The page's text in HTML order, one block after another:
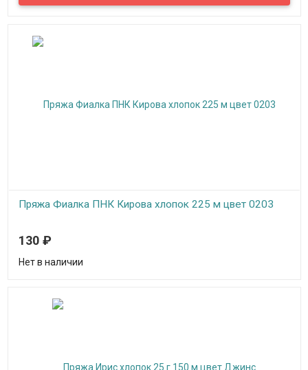
Пряжа Фиалка ПНК Кирова хлопок 225 м цвет 0203
подходит для машинного вязания, можно вязать верхний
трикотаж, скатерти, салфетки, покрывала, пледы.
130 ₽
Нет в наличии